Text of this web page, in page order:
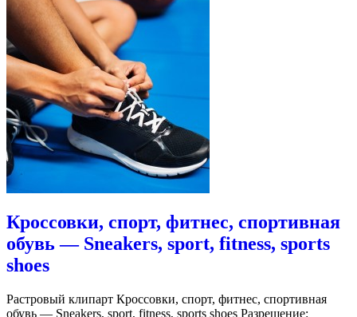
Кроссовки, спорт, фитнес, спортивная
обувь — Sneakers, sport, fitness, sports
shoes
Растровый клипарт Кроссовки, спорт, фитнес, спортивная
обувь — Sneakers, sport, fitness, sports shoes Разрешение: